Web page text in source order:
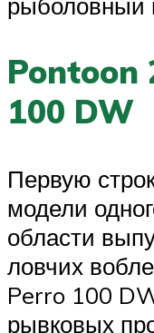
Pontoon
100 DW
Первую
модели
области
ловчих
Perro 100
рывковых